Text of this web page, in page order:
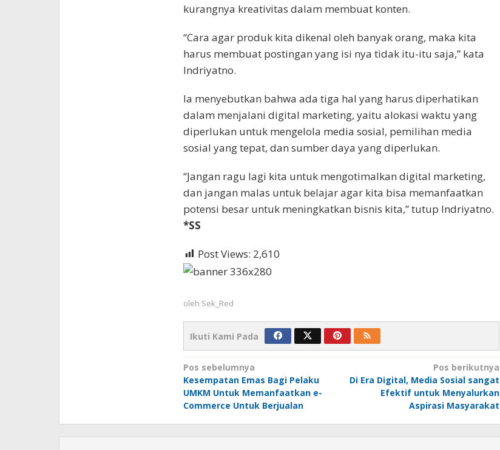
kurangnya kreativitas dalam membuat konten.
“Cara agar produk kita dikenal oleh banyak orang, maka kita
harus membuat postingan yang isi nya tidak itu-itu saja,” kata
Indriyatno.
Ia menyebutkan bahwa ada tiga hal yang harus diperhatikan
dalam menjalani digital marketing, yaitu alokasi waktu yang
diperlukan untuk mengelola media sosial, pemilihan media
sosial yang tepat, dan sumber daya yang diperlukan.
“Jangan ragu lagi kita untuk mengotimalkan digital marketing,
dan jangan malas untuk belajar agar kita bisa memanfaatkan
potensi besar untuk meningkatkan bisnis kita,” tutup Indriyatno.
*SS
Post Views: 2,610
oleh Sek_Red
Ikuti Kami Pada
Navigasi
pos
Pos sebelumnya
Kesempatan Emas Bagi Pelaku
UMKM Untuk Memanfaatkan e-
Commerce Untuk Berjualan
Pos berikutnya
Di Era Digital, Media Sosial sangat
Efektif untuk Menyalurkan
Aspirasi Masyarakat